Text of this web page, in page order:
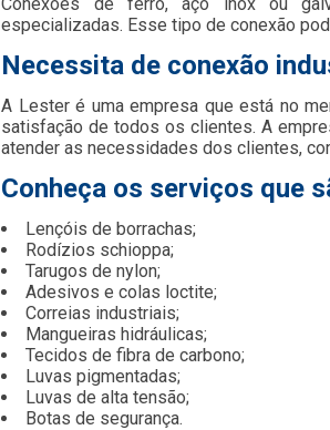
especializadas. Esse tipo de conexão
Necessita de conexão
A Lester é uma empresa que está no
satisfação de todos os clientes. A
atender as necessidades dos clientes,
Conheça os serviços que
Lençóis de borrachas;
Rodízios schioppa;
Tarugos de nylon;
Adesivos e colas loctite;
Correias industriais;
Mangueiras hidráulicas;
Tecidos de fibra de carbono;
Luvas pigmentadas;
Luvas de alta tensão;
Botas de segurança.